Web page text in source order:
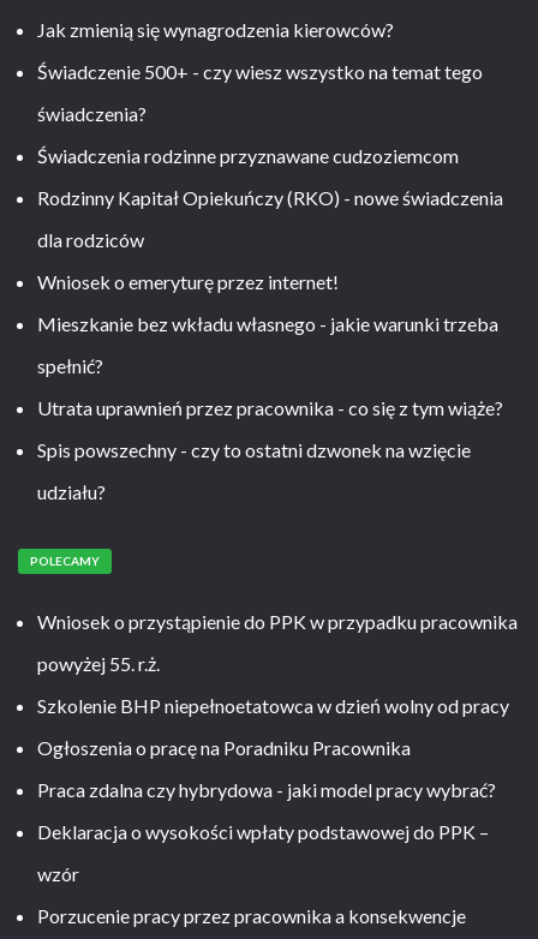
Jak zmienią się wynagrodzenia kierowców?
Świadczenie 500+ - czy wiesz wszystko na temat tego
świadczenia?
Świadczenia rodzinne przyznawane cudzoziemcom
Rodzinny Kapitał Opiekuńczy (RKO) - nowe świadczenia
dla rodziców
Wniosek o emeryturę przez internet!
Mieszkanie bez wkładu własnego - jakie warunki trzeba
spełnić?
Utrata uprawnień przez pracownika - co się z tym wiąże?
Spis powszechny - czy to ostatni dzwonek na wzięcie
udziału?
POLECAMY
Wniosek o przystąpienie do PPK w przypadku pracownika
powyżej 55. r.ż.
Szkolenie BHP niepełnoetatowca w dzień wolny od pracy
Ogłoszenia o pracę na Poradniku Pracownika
Praca zdalna czy hybrydowa - jaki model pracy wybrać?
Deklaracja o wysokości wpłaty podstawowej do PPK –
wzór
Porzucenie pracy przez pracownika a konsekwencje